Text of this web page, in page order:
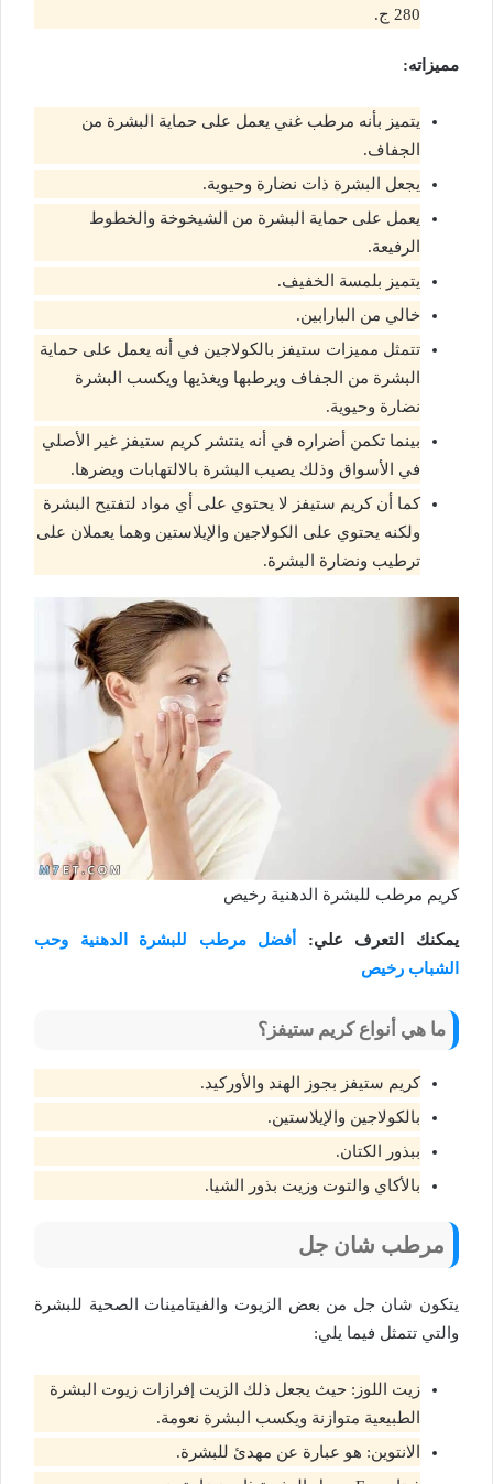
280 ج.
مميزاته:
يتميز بأنه مرطب غني يعمل على حماية البشرة من
الجفاف.
يجعل البشرة ذات نضارة وحيوية.
يعمل على حماية البشرة من الشيخوخة والخطوط
الرفيعة.
يتميز بلمسة الخفيف.
خالي من البارابين.
تتمثل مميزات ستيفز بالكولاجين في أنه يعمل على حماية
البشرة من الجفاف ويرطبها ويغذيها ويكسب البشرة
نضارة وحيوية.
بينما تكمن أضراره في أنه ينتشر كريم ستيفز غير الأصلي
في الأسواق وذلك يصيب البشرة بالالتهابات ويضرها.
كما أن كريم ستيفز لا يحتوي على أي مواد لتفتيح البشرة
ولكنه يحتوي على الكولاجين والإيلاستين وهما يعملان على
ترطيب ونضارة البشرة.
كريم مرطب للبشرة الدهنية رخيص
يمكنك التعرف علي:
أفضل مرطب للبشرة الدهنية وحب
الشباب رخيص
ما هي أنواع كريم ستيفز؟
كريم ستيفز بجوز الهند والأوركيد.
بالكولاجين والإيلاستين.
ببذور الكتان.
بالأكاي والتوت وزيت بذور الشيا.
مرطب شان جل
يتكون شان جل من بعض الزيوت والفيتامينات الصحية للبشرة
والتي تتمثل فيما يلي:
زيت اللوز: حيث يجعل ذلك الزيت إفرازات زيوت البشرة
الطبيعية متوازنة ويكسب البشرة نعومة.
الانتوين: هو عبارة عن مهدئ للبشرة.